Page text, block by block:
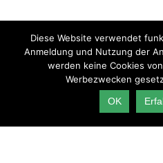
Diese Website verwendet
Anmeldung und Nutzung der
werden keine Cookies
Werbezwecken
OK
Forschungsprojekt der
Leuphana Universität
Lübeck und der Helmut-